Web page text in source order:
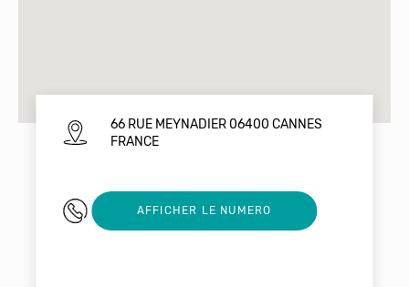
66 RUE MEYNADIER 06400 CANNES
FRANCE
04 92 99 00 00
AFFICHER LE NUMERO